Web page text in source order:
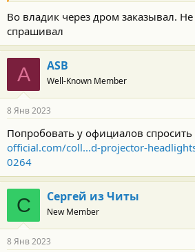
Во владик через дром заказывал.
спрашивал
A ASB
Well-Known Member
8 Янв 2023
Попробовать у официалов спросить
official.com/coll...d-projector-
0264
С Сергей из Читы
New Member
8 Янв 2023